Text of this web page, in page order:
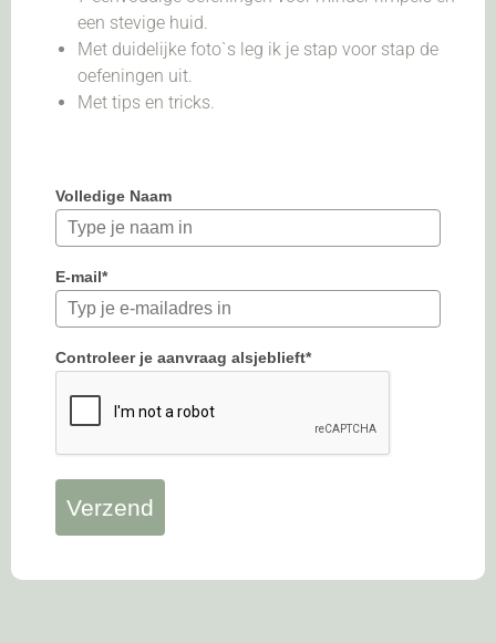
een stevige huid.
Met duidelijke foto`s leg ik je stap voor stap de
oefeningen uit.
Met tips en tricks.
Volledige Naam
E-mail*
Controleer je aanvraag alsjeblieft*
Verzend